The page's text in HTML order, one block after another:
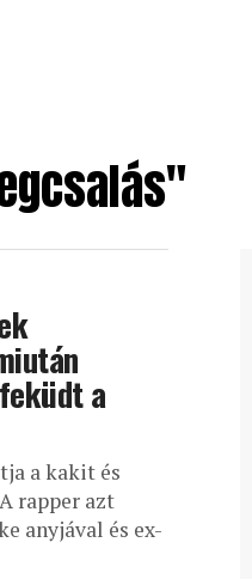
a
a kakit és
rapper azt
anyjával és ex-